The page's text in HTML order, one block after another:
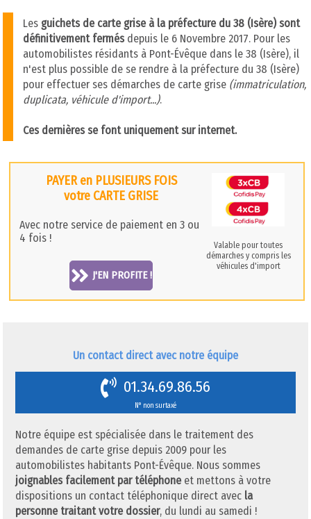
Les guichets de carte grise à la préfecture du 38 (Isère) sont
définitivement fermésdepuis le 6 Novembre 2017. Pour les
automobilistes résidants à Pont-Évêque dans le 38 (Isère), il
n'est plus possible de se rendre à la préfecture du 38 (Isère)
pour effectuer ses démarches de carte grise (immatriculation,
duplicata, véhicule d'import...).
Ces dernières se font uniquement sur internet.
PAYER en PLUSIEURS FOIS
votre CARTE GRISE
Avec notre service de paiement en 3 ou
4 fois !
J'EN PROFITE !
Valable pour toutes
démarches y compris les
véhicules d'import
Un contact direct avec notre équipe
01.34.69.86.56
N° non surtaxé
Notre équipe est spécialisée dans le traitement des
demandes de carte grise depuis 2009 pour les
automobilistes habitants Pont-Évêque. Nous sommes
joignables facilement par téléphone et mettons à votre
dispositions un contact téléphonique direct avec la
personne traitant votre dossier, du lundi au samedi !